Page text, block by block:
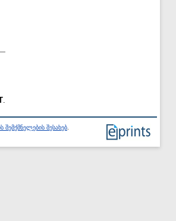
.
შესახებ